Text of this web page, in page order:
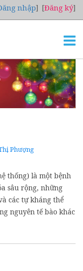
nhập] [Đăng ký]
TRANG CHỦ
THƯ VIỆN
NGHIÊN CỨU
TUYỂN DỤNG
LIÊN HỆ
Phượng
thống) là một bệnh
sâu rộng, những
các tự kháng thể
nguyên tế bào khác